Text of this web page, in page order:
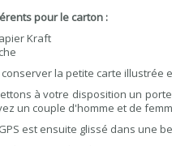
pour le carton :
Kraft
la petite carte illustrée
à votre disposition un
un couple d'homme et de
est ensuite glissé dans une